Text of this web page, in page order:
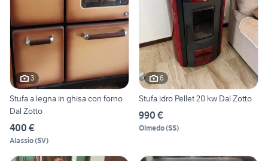
3
Stufa a legna in ghisa con forno
Dal Zotto
400 €
Alassio(SV)
6
Stufa idro Pellet 20 kw Dal Zotto
990 €
Olmedo(SS)